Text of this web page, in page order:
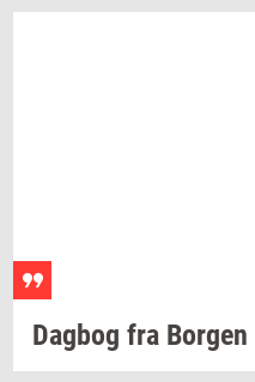
Dag­bog fra Bor­gen